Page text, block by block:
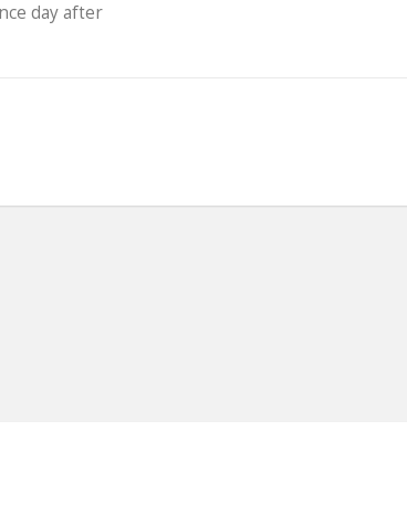
day after